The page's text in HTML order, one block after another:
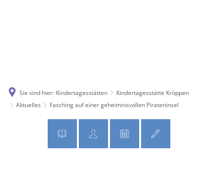
Sie sind hier: Kindertagesstätten
Kindertagesstätte Kröppen
Aktuelles
Fasching auf einer geheimnisvollen Pirateninsel